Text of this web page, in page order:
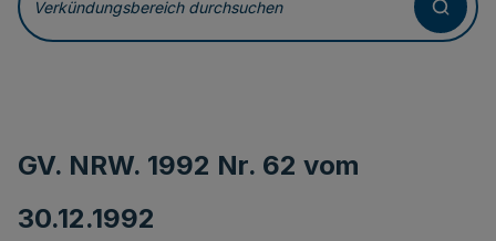
Verkündungsbereich durchsuchen
GV. NRW. 1992 Nr. 62 vom
30.12.1992